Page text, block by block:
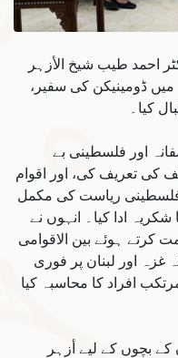
احمد طیب شیخ الأزہر
ڈومینیکن کی سفیر،
کیا۔
اور فلسطینی بے
کی تعریف کی، اور اقوام
فلسطینی ریاست کی مکمل
ادا کیا۔ انہوں نے
کرتے ہوئے بین الاقوامی
غزہ اور لبنان پر فوری
افراد کا محاسبہ کیا
کے بچوں کے لیے أزہر